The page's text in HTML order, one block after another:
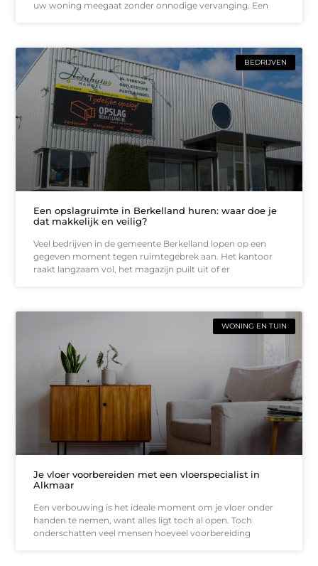
uw woning meegaat zonder onnodige vervanging. Een
BEDRIJVEN
Een opslagruimte in Berkelland huren: waar doe je
dat makkelijk en veilig?
Veel bedrijven in de gemeente Berkelland lopen op een
gegeven moment tegen ruimtegebrek aan. Het kantoor
raakt langzaam vol, het magazijn puilt uit of er
WONING EN TUIN
Je vloer voorbereiden met een vloerspecialist in
Alkmaar
Een verbouwing is het ideale moment om je vloer onder
handen te nemen, want alles ligt toch al open. Toch
onderschatten veel mensen hoeveel voorbereiding